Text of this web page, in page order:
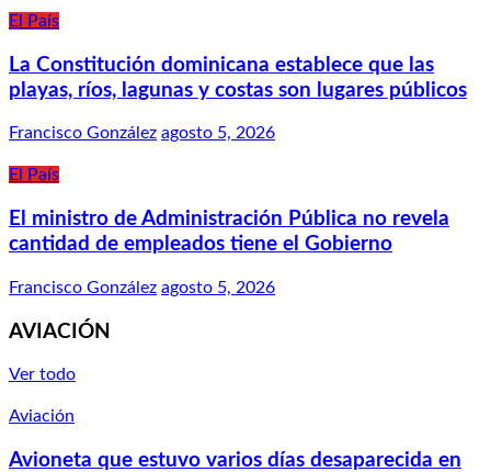
El País
La Constitución dominicana establece que las
playas, ríos, lagunas y costas son lugares públicos
Francisco González agosto 5, 2026
El País
El ministro de Administración Pública no revela
cantidad de empleados tiene el Gobierno
Francisco González agosto 5, 2026
AVIACIÓN
Ver todo
Aviación
Avioneta que estuvo varios días desaparecida en